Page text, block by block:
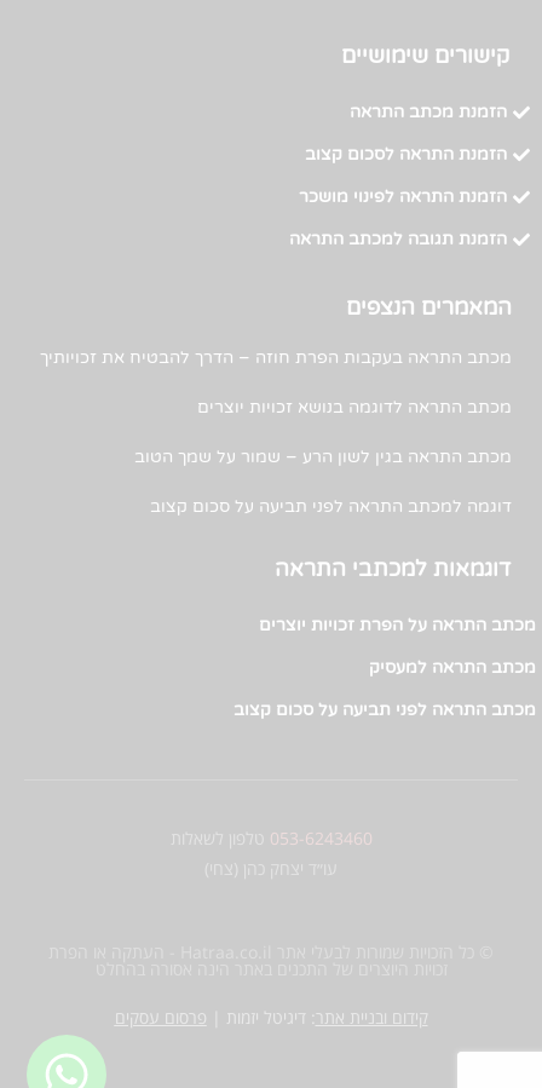
קישורים שימושיים
הזמנת מכתב התראה
הזמנת התראה לסכום קצוב
הזמנת התראה לפינוי מושכר
הזמנת תגובה למכתב התראה
המאמרים הנצפים
מכתב התראה בעקבות הפרת חוזה – הדרך להבטיח את זכויותיך
מכתב התראה לדוגמה בנושא זכויות יוצרים
מכתב התראה בגין לשון הרע – שמור על שמך הטוב
דוגמה למכתב התראה לפני תביעה על סכום קצוב
דוגמאות למכתבי התראה
מכתב התראה על הפרת זכויות יוצרים
מכתב התראה למעסיק
מכתב התראה לפני תביעה על סכום קצוב
053-6243460 טלפון לשאלות
עו״ד יצחק כהן (צחי)
קידום ובניית אתר: דיגיטל יזמות | פרסום עסקים